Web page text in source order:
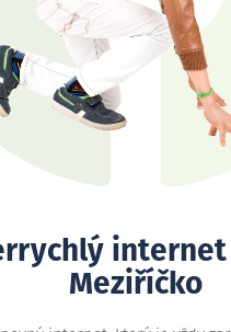
Meziříčko